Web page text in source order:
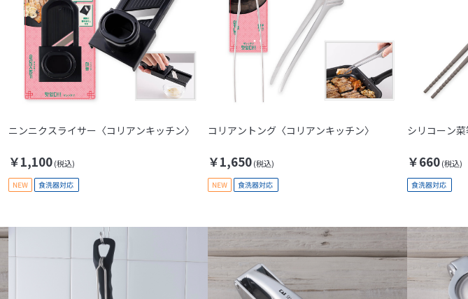
ニンニクスライサー〈コリアンキッチン〉
￥1,100
コリアントング〈コリアンキッチン〉
￥1,650
シリコーン
￥660